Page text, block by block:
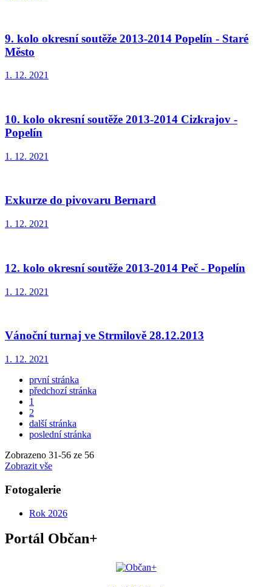
9. kolo okresní soutěže 2013-2014 Popelín - Staré
Město
1. 12. 2021
10. kolo okresní soutěže 2013-2014 Cizkrajov -
Popelín
1. 12. 2021
Exkurze do pivovaru Bernard
1. 12. 2021
12. kolo okresní soutěže 2013-2014 Peč - Popelín
1. 12. 2021
Vánoční turnaj ve Strmilově 28.12.2013
1. 12. 2021
první stránka
předchozí stránka
1
2
další stránka
poslední stránka
Zobrazeno 31-56 ze 56
Zobrazit vše
Fotogalerie
Rok 2026
Portál Občan+